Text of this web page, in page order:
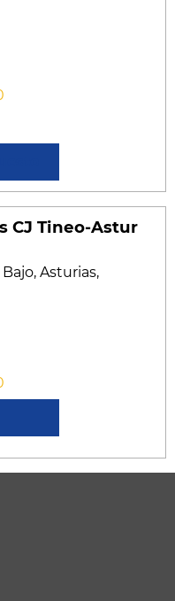
CJ Tineo-Astur
Asturias,